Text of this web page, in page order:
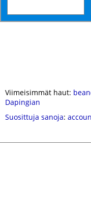
Viimeisimmät haut:
Dapingian
Suosittuja sanoja: